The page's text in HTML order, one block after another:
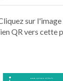
sur
QR vers cette